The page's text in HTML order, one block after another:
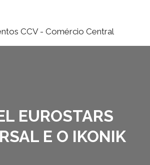
EUROSTARS
E O IKONIK